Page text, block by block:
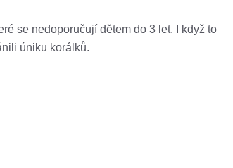
se nedoporučují dětem do 3 let. I když to
úniku korálků.